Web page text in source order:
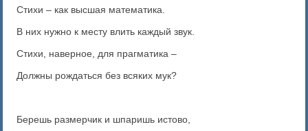
Стихи – как высшая математика.
В них нужно к месту влить каждый звук.
Стихи, наверное, для прагматика –
Должны рождаться без всяких мук?
Берешь размерчик и шпаришь истово,